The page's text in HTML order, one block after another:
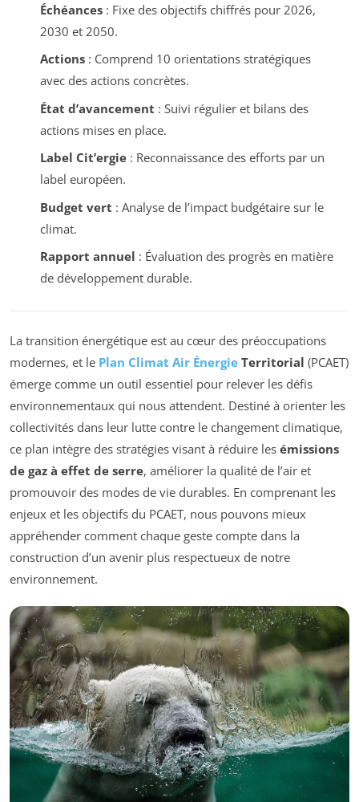
Échéances: Fixe des objectifs chiffrés pour 2026,
2030 et 2050.
Actions: Comprend 10 orientations stratégiques
avec des actions concrètes.
État d’avancement : Suivi régulier et bilans des
actions mises en place.
Label Cit’ergie: Reconnaissance des efforts par un
label européen.
Budget vert : Analyse de l’impact budgétaire sur le
climat.
Rapport annuel : Évaluation des progrès en matière
de développement durable.
La transition énergétique est au cœur des préoccupations
modernes, et le Plan Climat Air Énergie Territorial (PCAET)
émerge comme un outil essentiel pour relever les défis
environnementaux qui nous attendent. Destiné à orienter les
collectivités dans leur lutte contre le changement climatique,
ce plan intègre des stratégies visant à réduire les émissions
de gaz à effet de serre, améliorer la qualité de l’air et
promouvoir des modes de vie durables. En comprenant les
enjeux et les objectifs du PCAET, nous pouvons mieux
appréhender comment chaque geste compte dans la
construction d’un avenir plus respectueux de notre
environnement.